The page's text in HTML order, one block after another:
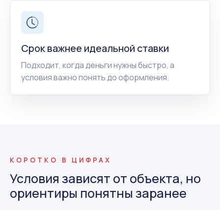
Срок важнее идеальной ставки
Подходит, когда деньги нужны быстро, а
условия важно понять до оформления.
КОРОТКО В ЦИФРАХ
Условия зависят от объекта, но
ориентиры понятны заранее